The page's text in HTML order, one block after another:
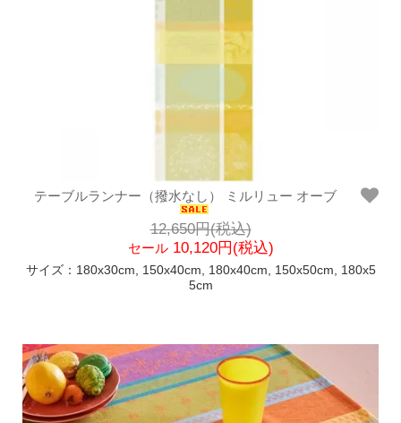
テーブルランナー（撥水なし） ミルリュー オーブ
12,650円(税込)
セール10,120円(税込)
サイズ：180x30cm, 150x40cm, 180x40cm, 150x50cm, 180x5
5cm